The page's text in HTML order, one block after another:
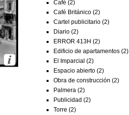
Café (2)
Café Británico (2)
Cartel publicitario (2)
Diario (2)
ERROR 413H (2)
Edificio de apartamentos (2)
El Imparcial (2)
Espacio abierto (2)
Obra de construcción (2)
Palmera (2)
Publicidad (2)
Torre (2)